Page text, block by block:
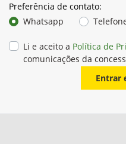
Preferência de contato:
Whatsapp
Li e aceito a Política de
comunicações da
Entrar